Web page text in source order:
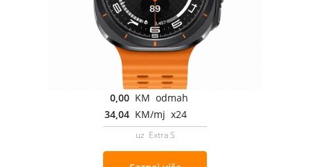
0,00 KM odmah
34,04 KM/mj x24
uz Extra S